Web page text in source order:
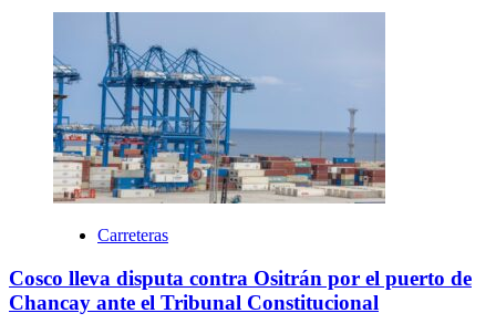
Carreteras
Cosco lleva disputa contra Ositrán por el puerto de
Chancay ante el Tribunal Constitucional